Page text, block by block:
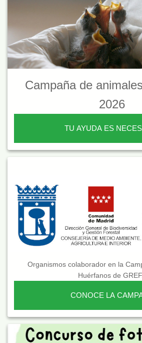
Campaña de
2026
TU AYUDA ES
Organismos colaborador en la
Huérfanos de
CONOCE LA